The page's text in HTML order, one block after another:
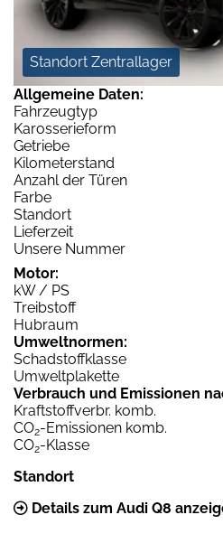
Standort Zentrallager
Allgemeine Daten:
Fahrzeugtyp
Karosserieform
Getriebe
Kilometerstand
Anzahl der Türen
Farbe
Standort
Lieferzeit
Unsere Nummer
Motor:
kW / PS
Treibstoff
Hubraum
Umweltnormen:
Schadstoffklasse
Umweltplakette
Verbrauch und Emissionen
Kraftstoffverbr. komb.
CO2-Emissionen komb.
CO2-Klasse
Standort
Details zum Audi Q8